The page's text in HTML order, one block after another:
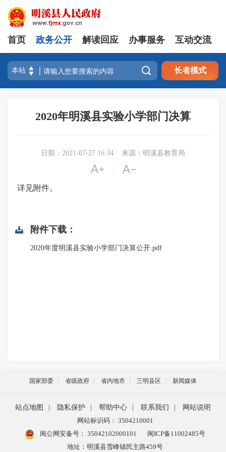
首页 政务公开 解读回应 办事服务 互动交流
 长者模式
2020年明溪县实验小学部门决算
日期：2021-07-27 16:34 来源：明溪县教育局
 
详见附件。
附件下载：
2020年度明溪县实验小学部门决算公开.pdf
国家部委 省级政府 省内地市 三明县区 新闻媒体
站点地图 隐私保护 帮助中心 联系我们
网站说明
网站标识码： 3504210001
闽公网安备号： 35042102000101
闽ICP备11002485号
地址：明溪县雪峰镇民主路459号